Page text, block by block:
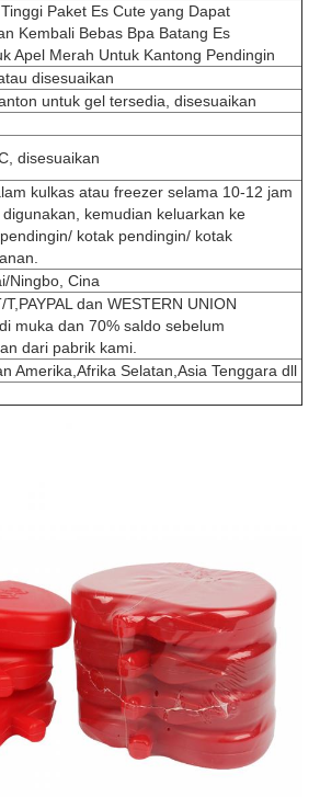
Paket Es Cute yang Dapat
Kembali Bebas Bpa Batang Es
Apel Merah Untuk Kantong Pendingin
disesuaikan
untuk gel tersedia, disesuaikan
disesuaikan
kulkas atau freezer selama 10-12 jam
kemudian keluarkan ke
kotak pendingin/ kotak
Ningbo, Cina
dan WESTERN UNION
muka dan 70% saldo sebelum
dari pabrik kami.
Amerika,Afrika Selatan,Asia Tenggara dll